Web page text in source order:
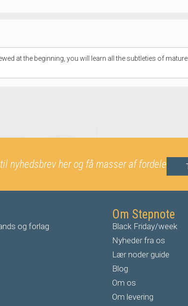
at the beginning, you will learn all the subtleties of
nyhedsbrev her og få masser af fordele
og forlag
Om Stepnote
Black Friday/week
Nyheder fra os
Lær noder guide
Blog
Om os
Om levering